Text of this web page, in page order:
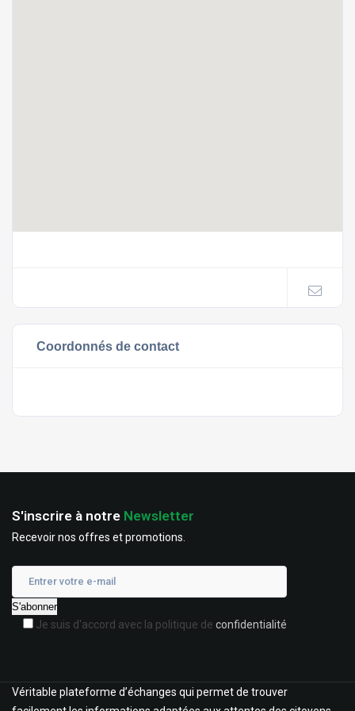
Coordonnés de contact
S'inscrire à notre Newsletter
Recevoir nos offres et promotions.
Je suis d'accord avec la politique de confidentialité
Véritable plateforme d’échanges qui permet de trouver